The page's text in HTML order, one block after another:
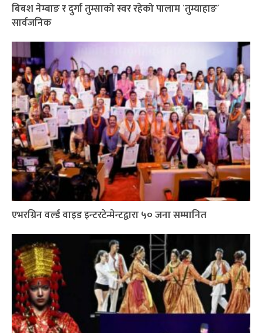
बिबश नेम्बाङ र दुर्गा तुम्साको स्वर रहेको पालाम `तुम्याहाङ´
सार्वजनिक
एभरग्रिन वर्ल्ड वाइड इन्टरटेन्मेन्टद्वारा ५० जना सम्मानित